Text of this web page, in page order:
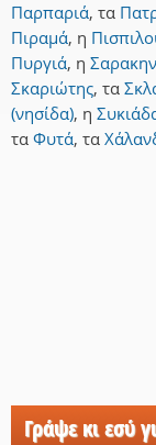
Παρπαριά, τα
Πιραμά, η
Πυργιά, η
Σκαριώτης, τα
(νησίδα), η
τα Φυτά, τα
Γράψε κι εσύ